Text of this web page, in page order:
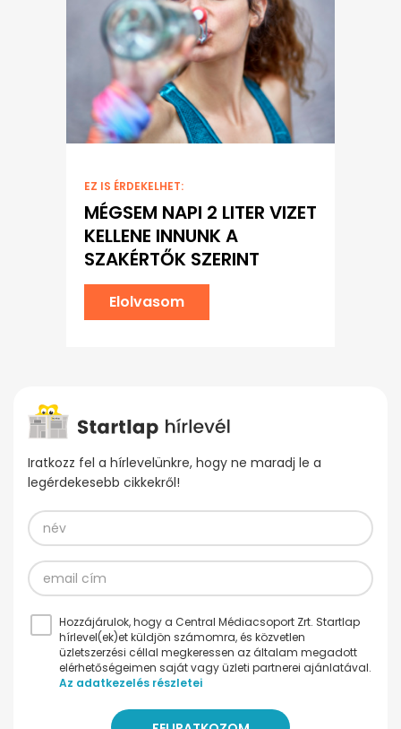
EZ IS ÉRDEKELHET:
MÉGSEM NAPI 2 LITER VIZET
KELLENE INNUNK A
SZAKÉRTŐK SZERINT
Elolvasom
Iratkozz fel a hírlevelünkre, hogy ne maradj le a
legérdekesebb cikkekről!
Hozzájárulok, hogy a Central Médiacsoport Zrt. Startlap
hírlevel(ek)et küldjön számomra, és közvetlen
üzletszerzési céllal megkeressen az általam megadott
elérhetőségeimen saját vagy üzleti partnerei ajánlatával.
Az adatkezelés részletei